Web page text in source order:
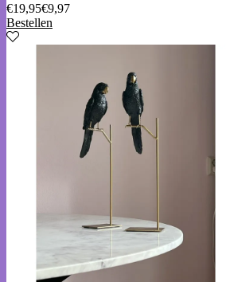
€19,95€9,97
Bestellen